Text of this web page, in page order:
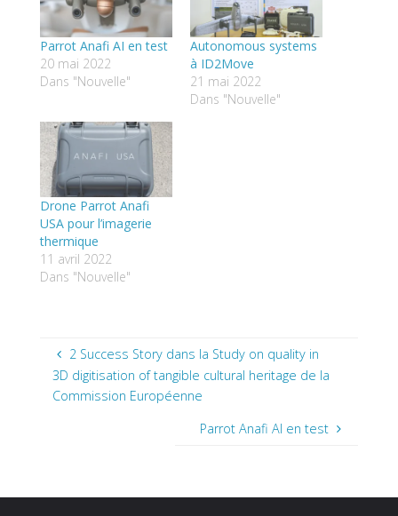
Parrot Anafi AI en test
20 mai 2022
Dans "Nouvelle"
Autonomous systems
à ID2Move
21 mai 2022
Dans "Nouvelle"
Drone Parrot Anafi
USA pour l’imagerie
thermique
11 avril 2022
Dans "Nouvelle"
2 Success Story dans la Study on quality in
3D digitisation of tangible cultural heritage de la
Commission Européenne
Parrot Anafi AI en test